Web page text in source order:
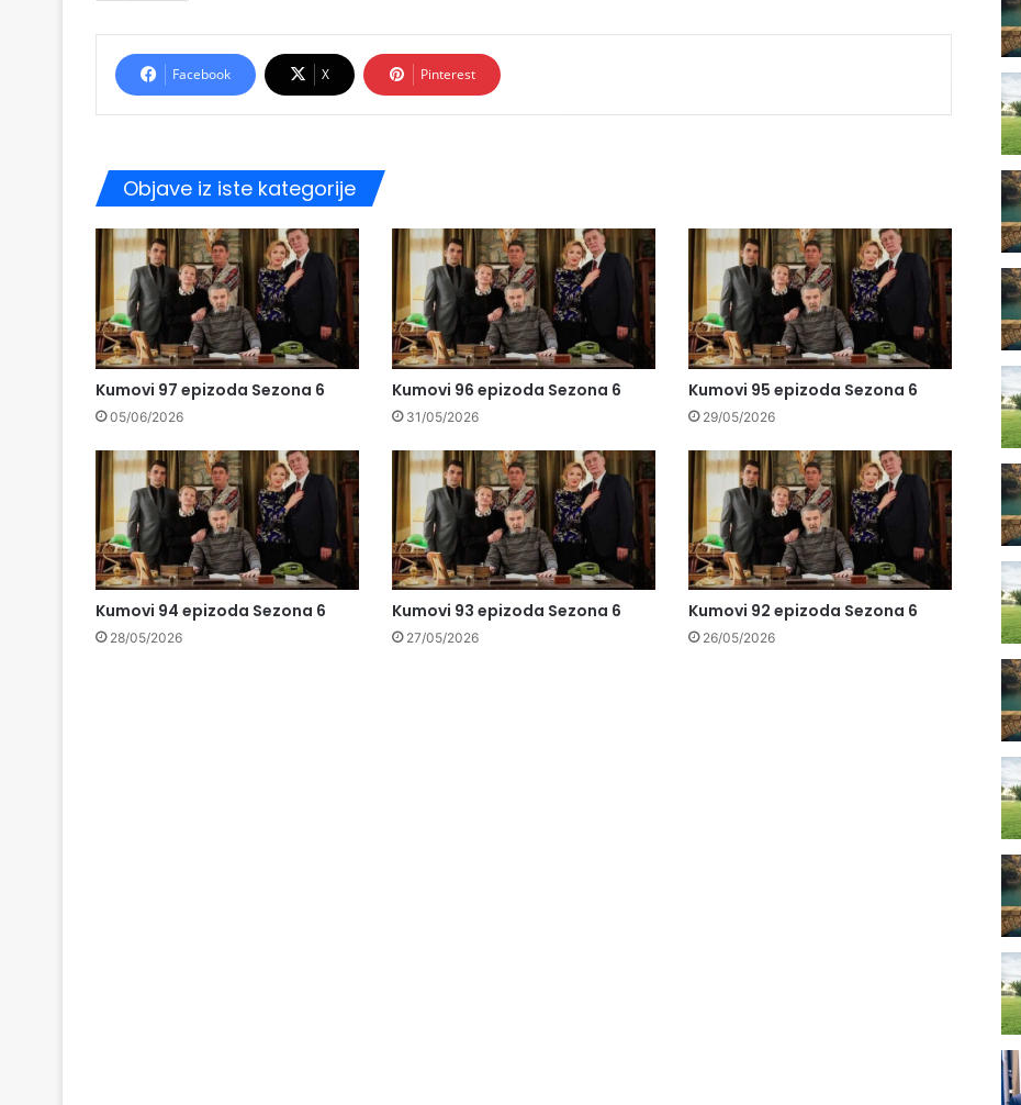
Facebook X Pinterest
Objave iz iste kategorije
Kumovi 97 epizoda Sezona 6
05/06/2026
Kumovi 96 epizoda Sezona 6
31/05/2026
Kumovi 95 epizoda Sezona 6
29/05/2026
Kumovi 94 epizoda Sezona 6
28/05/2026
Kumovi 93 epizoda Sezona 6
27/05/2026
Kumovi 92 epizoda Sezona 6
26/05/2026